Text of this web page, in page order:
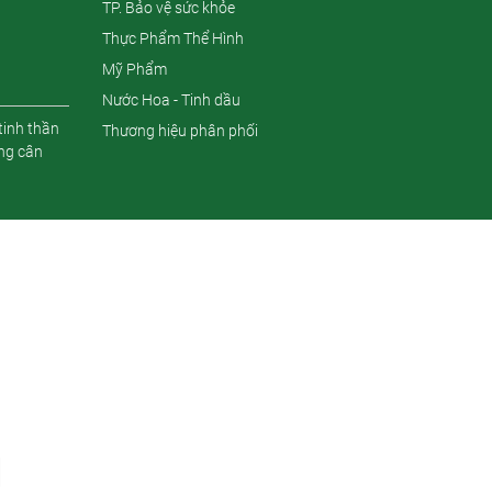
thần
cân
TP. Bảo vệ sức khỏe
Thực Phẩm Thể Hình
Mỹ Phẩm
Nước Hoa - Tinh dầu
Thương hiệu phân phối